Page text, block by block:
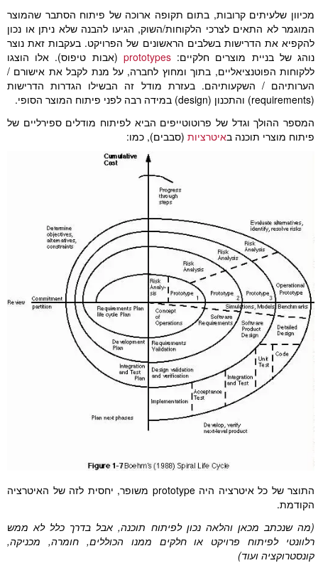
מכיוון שלעיתים קרובות, בתום תקופה ארוכה של פיתוח הסתבר שהמוצר
המוגמר לא התאים לצרכי הלקוחות/השוק, הגיעו להבנה שלא ניתן או נכון
להקפיא את הדרישות בשלבים הראשונים של הפרויקט. בעקבות זאת נוצר
נוהג של בניית מוצרים חלקיים:prototypes (אבות טיפוס). אלו הוצגו
ללקוחות הפוטנציאליים, בתוך ומחוץ לחברה, על מנת לקבל את אישורם /
הערותיהם / השקעותיהם. בעזרת מודל זה הבשילו הגדרות הדרישות
(requirements) והתכנון (design) במידה רבה לפני פיתוח המוצר הסופי.
המספר ההולך וגדל של פרוטוטייפים הביא לפיתוח מודלים ספירליים של
פיתוח מוצרי תוכנה באיטרציות (סבבים), כמו:
התוצר של כל איטרציה היה prototype משופר, יחסית לזה של האיטרציה
הקודמת.
(מה שנכתב מכאן והלאה נכון לפיתוח תוכנה, אבל בדרך כלל לא ממש
רלוונטי לפיתוח פרויקט או חלקים ממנו הכוללים, חומרה, מכניקה,
קונסטרוקציה ועוד)